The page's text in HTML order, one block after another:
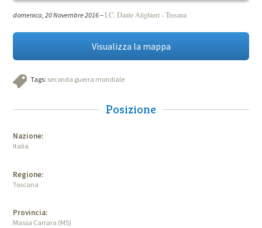
domenica, 20 Novembre 2016–I.C. Dante Alighieri - Tresana
Visualizza la mappa
Tags: seconda guerra mondiale
Posizione
Nazione:
Italia
Regione:
Toscana
Provincia:
Massa Carrara (MS)